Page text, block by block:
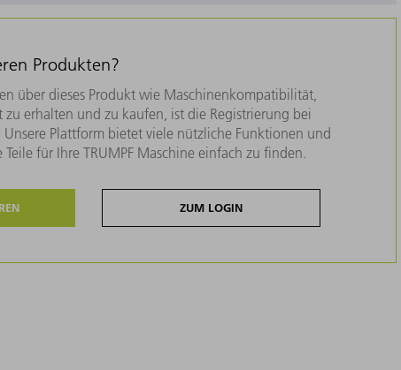
Produkten?
über dieses Produkt wie Maschinenkompatibilität,
zu erhalten und zu kaufen, ist die Registrierung bei
Unsere Plattform bietet viele nützliche Funktionen und
für Ihre TRUMPF Maschine einfach zu finden.
ZUM LOGIN